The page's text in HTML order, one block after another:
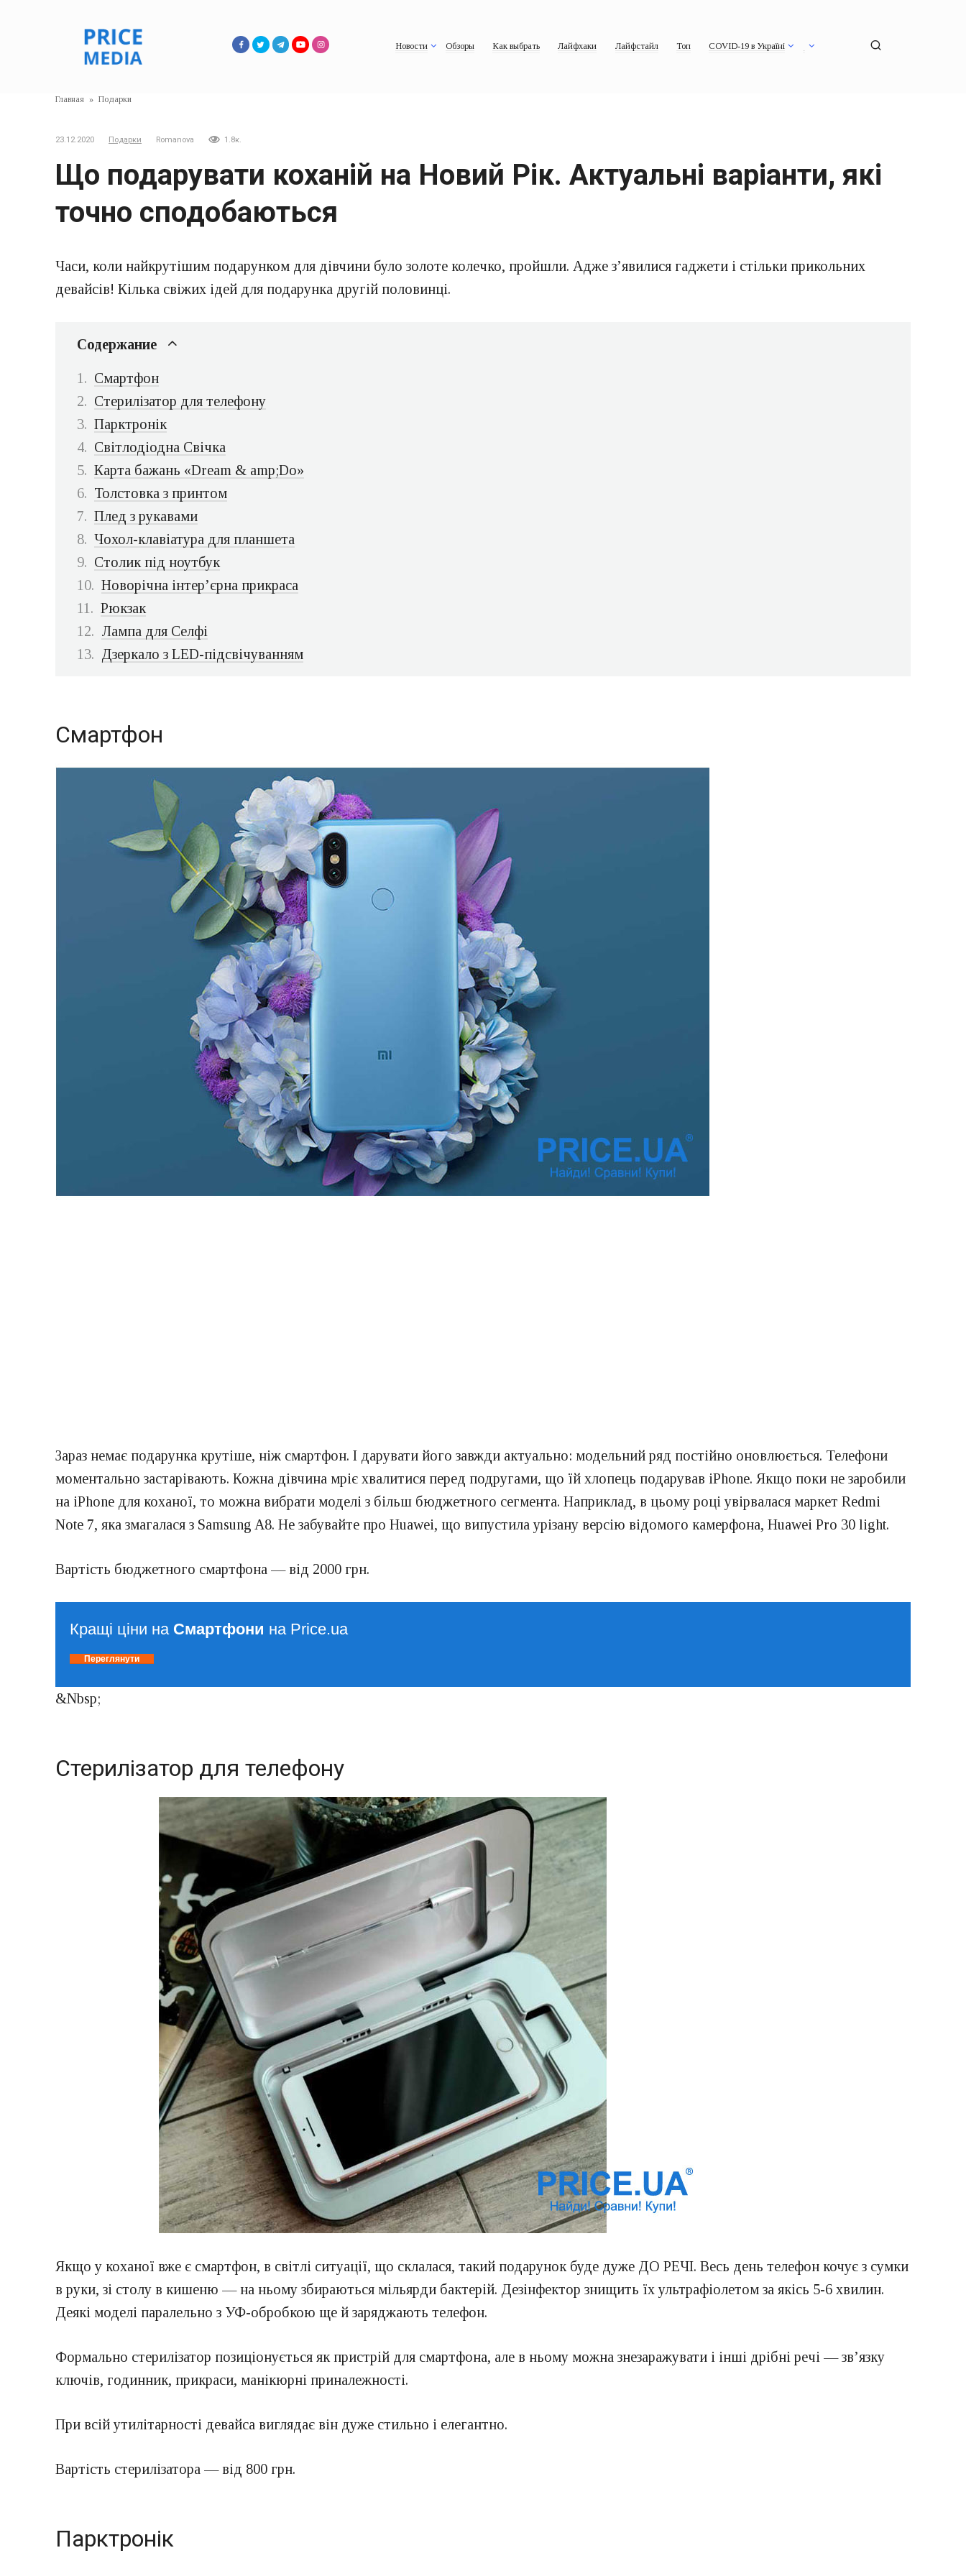
Новости Обзоры Как выбрать Лайфхаки Лайфстайл Топ COVID-19 в Україні
Главная » Подарки
23.12.2020 Подарки Romanova 1.8к.
Що подарувати коханій на Новий Рік. Актуальні варіанти, які
точно сподобаються
Часи, коли найкрутішим подарунком для дівчини було золоте колечко, пройшли. Адже з’явилися гаджети і стільки прикольних
девайсів! Кілька свіжих ідей для подарунка другій половинці.
Содержание
Смартфон
Стерилізатор для телефону
Парктронік
Світлодіодна Свічка
Карта бажань «Dream & amp;Do»
Толстовка з принтом
Плед з рукавами
Чохол-клавіатура для планшета
Столик під ноутбук
Новорічна інтер’єрна прикраса
Рюкзак
Лампа для Селфі
Дзеркало з LED-підсвічуванням
Смартфон
Зараз немає подарунка крутіше, ніж смартфон. І дарувати його завжди актуально: модельний ряд постійно оновлюється. Телефони
моментально застарівають. Кожна дівчина мріє хвалитися перед подругами, що їй хлопець подарував iPhone. Якщо поки не заробили
на iPhone для коханої, то можна вибрати моделі з більш бюджетного сегмента. Наприклад, в цьому році увірвалася маркет Redmi
Note 7, яка змагалася з Samsung A8. Не забувайте про Huawei, що випустила урізану версію відомого камерфона, Huawei Pro 30 light.
Вартість бюджетного смартфона — від 2000 грн.
Кращі ціни на Смартфони на Price.ua
Переглянути
&Nbsp;
Стерилізатор для телефону
Якщо у коханої вже є смартфон, в світлі ситуації, що склалася, такий подарунок буде дуже ДО РЕЧІ. Весь день телефон кочує з сумки
в руки, зі столу в кишеню — на ньому збираються мільярди бактерій. Дезінфектор знищить їх ультрафіолетом за якісь 5-6 хвилин.
Деякі моделі паралельно з УФ-обробкою ще й заряджають телефон.
Формально стерилізатор позиціонується як пристрій для смартфона, але в ньому можна знезаражувати і інші дрібні речі — зв’язку
ключів, годинник, прикраси, манікюрні приналежності.
При всій утилітарності девайса виглядає він дуже стильно і елегантно.
Вартість стерилізатора — від 800 грн.
Парктронік